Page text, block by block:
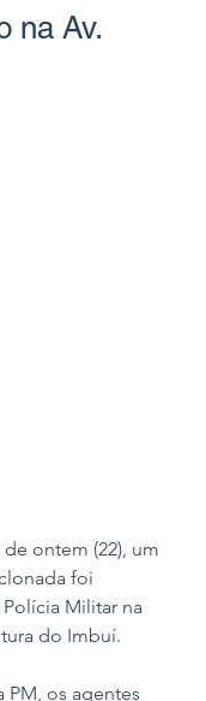
na Av.
ontem (22), um
foi
Militar na
do Imbuí.
PM, os agentes